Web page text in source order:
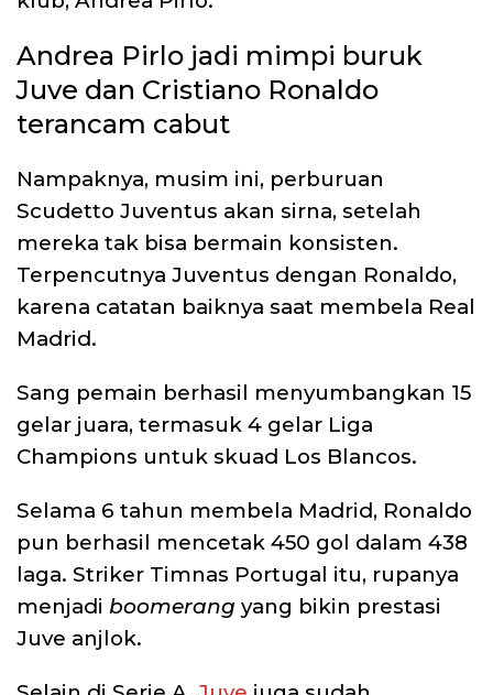
Andrea Pirlo jadi mimpi buruk
Juve dan Cristiano Ronaldo
terancam cabut
Nampaknya, musim ini, perburuan
Scudetto Juventus akan sirna, setelah
mereka tak bisa bermain konsisten.
Terpencutnya Juventus dengan Ronaldo,
karena catatan baiknya saat membela Real
Madrid.
Sang pemain berhasil menyumbangkan 15
gelar juara, termasuk 4 gelar Liga
Champions untuk skuad Los Blancos.
Selama 6 tahun membela Madrid, Ronaldo
pun berhasil mencetak 450 gol dalam 438
laga. Striker Timnas Portugal itu, rupanya
menjadi boomerang yang bikin prestasi
Juve anjlok.